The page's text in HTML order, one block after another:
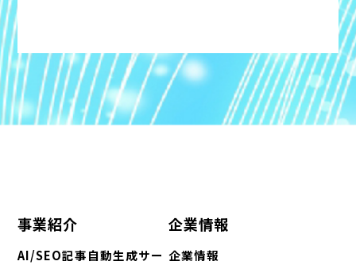
事業紹介
AI/SEO記事自動生成サー
企業情報
企業情報